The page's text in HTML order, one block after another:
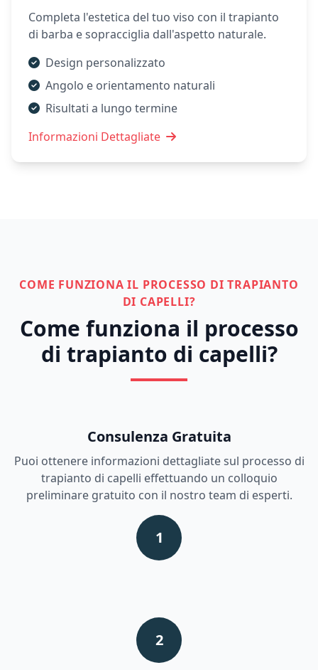
Completa l'estetica del tuo viso con il trapianto
di barba e sopracciglia dall'aspetto naturale.
Design personalizzato
Angolo e orientamento naturali
Risultati a lungo termine
Informazioni Dettagliate
COME FUNZIONA IL PROCESSO DI TRAPIANTO
DI CAPELLI?
Come funziona il processo
di trapianto di capelli?
Consulenza Gratuita
Puoi ottenere informazioni dettagliate sul processo di
trapianto di capelli effettuando un colloquio
preliminare gratuito con il nostro team di esperti.
1
2